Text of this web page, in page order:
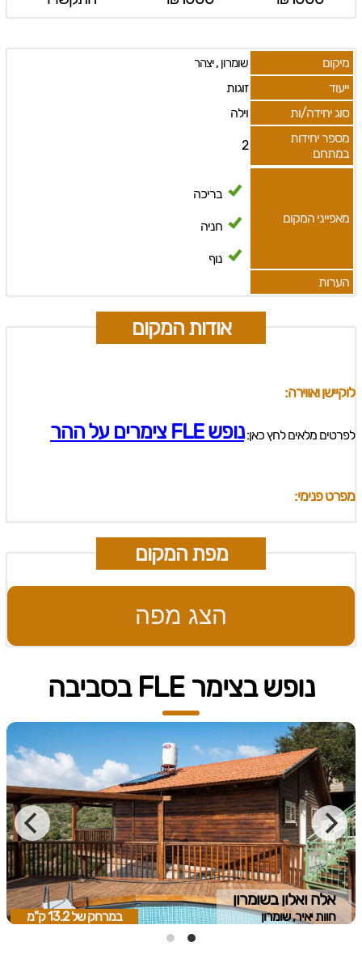
מיקום שומרון,יצהר
ייעוד
זוגות
סוג יחידה/ות
וילה
מספר יחידות
במתחם
2
מאפייני המקום
בריכה
חניה
נוף
הערות
אודות המקום
לוקיישן ואווירה:
לפרטים מלאים לחץ כאן:נופש FLE צימרים על ההר
מפרט פנימי:
מפת המקום
הצג מפה
נופש בצימר FLE בסביבה
אלה ואלון בשומרון
חוות יאיר, שומרון במרחק של13.2 ק"מ